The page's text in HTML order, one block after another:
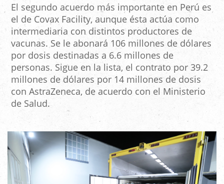
El segundo acuerdo más importante en Perú es
el de Covax Facility, aunque ésta actúa como
intermediaria con distintos productores de
vacunas. Se le abonará 106 millones de dólares
por dosis destinadas a 6.6 millones de
personas. Sigue en la lista, el contrato por 39.2
millones de dólares por 14 millones de dosis
con AstraZeneca, de acuerdo con el Ministerio
de Salud.